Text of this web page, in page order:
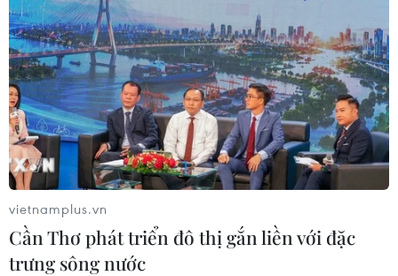
#dự trữ uranium
#Iran
#Hội đồng Bảo an Liên hợp quốc họp kín
Theo dõi VietnamPlus
vietnamplus.vn
Cần Thơ phát triển đô thị gắn liền với đặc
trưng sông nước